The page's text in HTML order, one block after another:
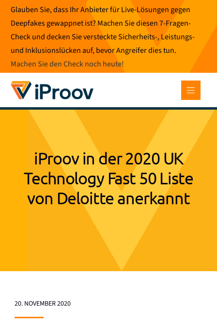
Zum
Inhalt
springen
Glauben Sie, dass Ihr Anbieter für Live-Lösungen gegen
Deepfakes gewappnet ist? Machen Sie diesen 7-Fragen-
Check und decken Sie versteckte Sicherheits-, Leistungs-
und Inklusionslücken auf, bevor Angreifer dies tun.
Machen Sie den Check noch heute!
iProov in der 2020 UK
Technology Fast 50 Liste
von Deloitte anerkannt
20. NOVEMBER 2020